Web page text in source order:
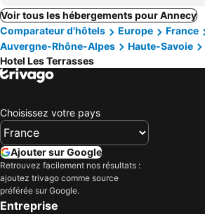
Voir tous les hébergements pour Annecy
Comparateur d'hôtels
Europe
France
Auvergne-Rhône-Alpes
Haute-Savoie
Hotel Les Terrasses
Choisissez votre pays
Ajouter sur Google
Retrouvez facilement nos résultats :
ajoutez trivago comme source
préférée sur Google.
Entreprise